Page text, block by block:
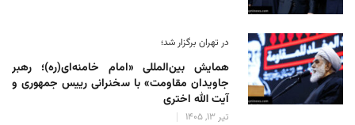
در تهران برگزار شد؛
همایش بین‌المللی «امام خامنه‌ای(ره)؛ رهبر
جاویدان مقاومت» با سخنرانی رییس جمهوری و
آیت الله اختری
تیر 13, 1405